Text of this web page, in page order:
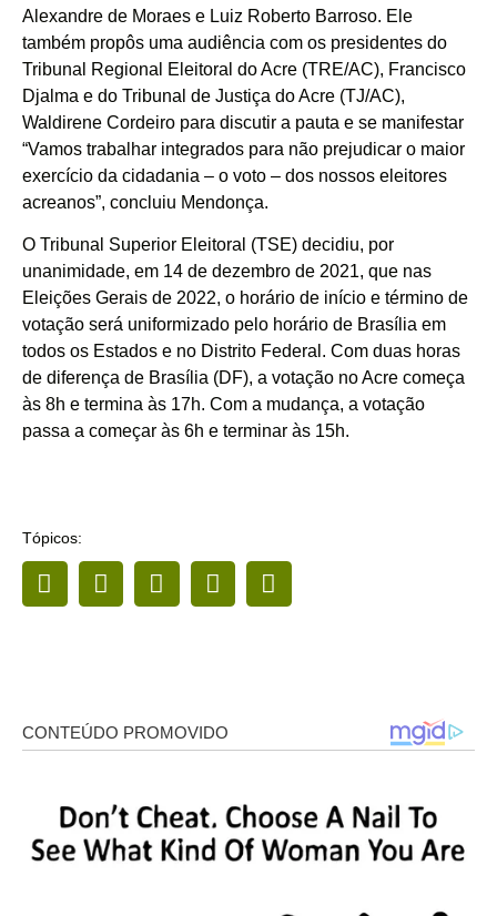
Alexandre de Moraes e Luiz Roberto Barroso. Ele
também propôs uma audiência com os presidentes do
Tribunal Regional Eleitoral do Acre (TRE/AC), Francisco
Djalma e do Tribunal de Justiça do Acre (TJ/AC),
Waldirene Cordeiro para discutir a pauta e se manifestar
“Vamos trabalhar integrados para não prejudicar o maior
exercício da cidadania – o voto – dos nossos eleitores
acreanos”, concluiu Mendonça.
O Tribunal Superior Eleitoral (TSE) decidiu, por
unanimidade, em 14 de dezembro de 2021, que nas
Eleições Gerais de 2022, o horário de início e término de
votação será uniformizado pelo horário de Brasília em
todos os Estados e no Distrito Federal. Com duas horas
de diferença de Brasília (DF), a votação no Acre começa
às 8h e termina às 17h. Com a mudança, a votação
passa a começar às 6h e terminar às 15h.
Tópicos: